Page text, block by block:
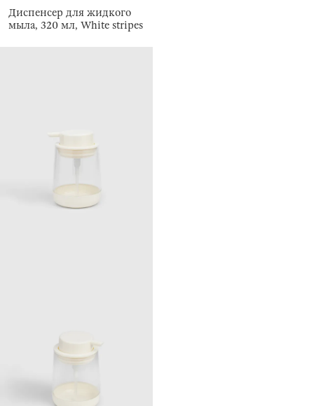
Диспенсер для жидкого
мыла, 320 мл, White stripes